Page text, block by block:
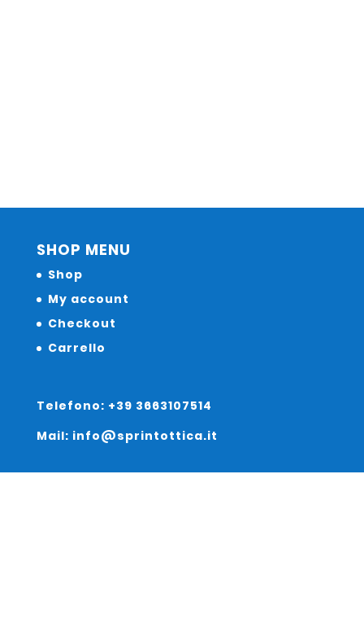
SHOP MENU
Shop
My account
Checkout
Carrello
Telefono: +39 3663107514
Mail: info@sprintottica.it